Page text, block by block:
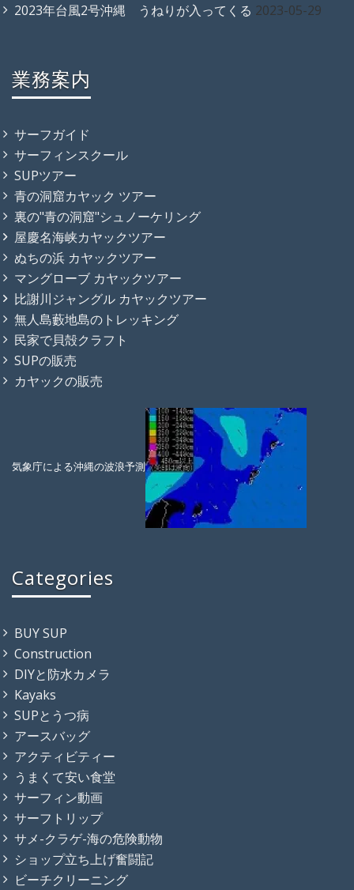
2023年台風2号沖縄 うねりが入ってくる 2023-05-29
業務案内
サーフガイド
サーフィンスクール
SUPツアー
青の洞窟カヤック ツアー
裏の"青の洞窟"シュノーケリング
屋慶名海峡カヤックツアー
ぬちの浜 カヤックツアー
マングローブ カヤックツアー
比謝川ジャングル カヤックツアー
無人島藪地島のトレッキング
民家で貝殻クラフト
SUPの販売
カヤックの販売
気象庁による沖縄の波浪予測
Categories
BUY SUP
Construction
DIYと防水カメラ
Kayaks
SUPとうつ病
アースバッグ
アクティビティー
うまくて安い食堂
サーフィン動画
サーフトリップ
サメ-クラゲ-海の危険動物
ショップ立ち上げ奮闘記
ビーチクリーニング